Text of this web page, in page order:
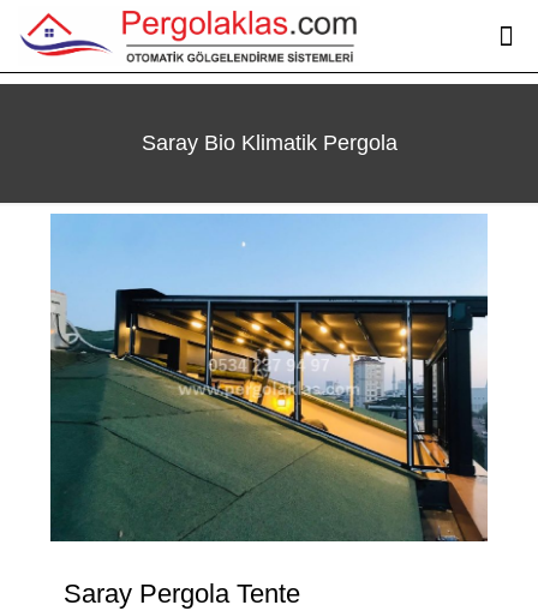
Saray Bio Klimatik Pergola
Saray Pergola Tente